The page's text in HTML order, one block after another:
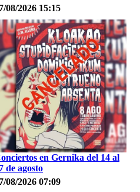
08/2026 15:15
en Gernika del 14 al
de agosto
08/2026 07:09